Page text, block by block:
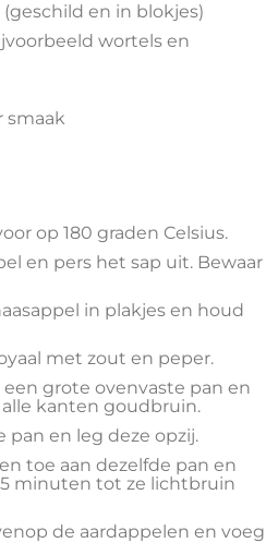
en in blokjes)
wortels en
smaak
op 180 graden Celsius.
en pers het sap uit. Bewaar
in plakjes en houd
met zout en peper.
grote ovenvaste pan en
alle kanten goudbruin.
pan en leg deze opzij.
toe aan dezelfde pan en
minuten tot ze lichtbruin
de aardappelen en voeg